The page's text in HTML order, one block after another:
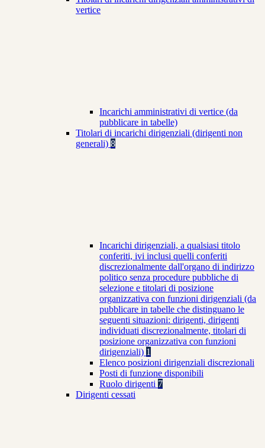
vertice
Incarichi amministrativi di vertice (da
pubblicare in tabelle)
Titolari di incarichi dirigenziali (dirigenti non
generali) 8
Incarichi dirigenziali, a qualsiasi titolo
conferiti, ivi inclusi quelli conferiti
discrezionalmente dall'organo di indirizzo
politico senza procedure pubbliche di
selezione e titolari di posizione
organizzativa con funzioni dirigenziali (da
pubblicare in tabelle che distinguano le
seguenti situazioni: dirigenti, dirigenti
individuati discrezionalmente, titolari di
posizione organizzativa con funzioni
dirigenziali) 1
Elenco posizioni dirigenziali discrezionali
Posti di funzione disponibili
Ruolo dirigenti 7
Dirigenti cessati